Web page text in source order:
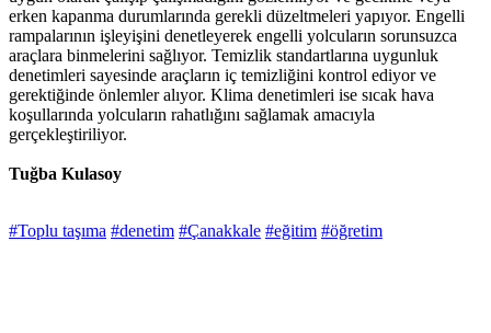
erken kapanma durumlarında gerekli düzeltmeleri yapıyor. Engelli
rampalarının işleyişini denetleyerek engelli yolcuların sorunsuzca
araçlara binmelerini sağlıyor. Temizlik standartlarına uygunluk
denetimleri sayesinde araçların iç temizliğini kontrol ediyor ve
gerektiğinde önlemler alıyor. Klima denetimleri ise sıcak hava
koşullarında yolcuların rahatlığını sağlamak amacıyla
gerçekleştiriliyor.
Tuğba Kulasoy
#Toplu taşıma #denetim #Çanakkale #eğitim #öğretim